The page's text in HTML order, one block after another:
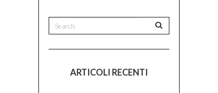
ARTICOLI RECENTI